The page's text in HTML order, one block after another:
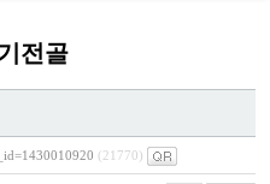
전골
(21770)